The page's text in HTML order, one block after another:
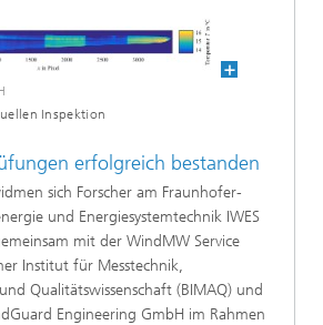
Inspektion
erfolgreich bestanden
sich Forscher am Fraunhofer-
und Energiesystemtechnik IWES
mit der WindMW Service
Institut für Messtechnik,
Qualitätswissenschaft (BIMAQ) und
Engineering GmbH im Rahmen